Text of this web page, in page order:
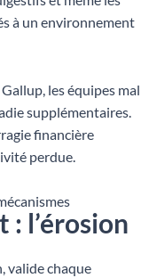
à un environnement
les équipes mal
supplémentaires.
financière
perdue.
: l’érosion
valide chaque